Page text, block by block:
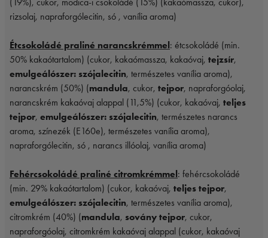
rizsolaj, napraforgólecitin, só , vanília aroma)
Étcsokoládé praliné narancskrémmel : étcsokoládé (min.
50% kakaótartalom) (cukor, kakaómassza, kakaóvaj, tejzsír,
emulgeálószer: szójalecitin, természetes vanília aroma),
narancskrém (50%) (mandula, cukor, tejpor, napraforgóolaj,
narancskrém kakaóvaj alappal (11,5%) (cukor, kakaóvaj, teljes
tejpor, emulgeálószer: szójalecitin, természetes narancs
aroma, színezék (E160e), természetes vanília aroma),
napraforgólecitin, só , narancs illóolaj, vanília aroma)
Fehércsokoládé praliné citromkrémmel : fehércsokoládé
(min. 29% kakaótartalom) (cukor, kakaóvaj, teljes tejpor,
emulgeálószer: szójalecitin, természetes vanília aroma),
citromkrém (40%) (mandula, sovány tejpor, cukor,
napraforgóolaj, citromkrém kakaóvaj alappal (cukor, kakaóvaj